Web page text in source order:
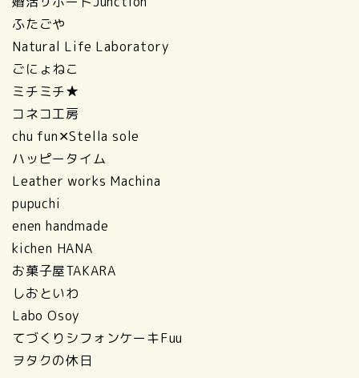
ふたごや
Natural Life Laboratory
ごにょねこ
ミチミチ★
コネコ工房
chu fun✕Stella sole
ハッピータイム
Leather works Machina
pupuchi
enen handmade
kichen HANA
お菓子屋TAKARA
しおといわ
Labo Osoy
てづくりシフォンケーキFuu
ヲタクの休日